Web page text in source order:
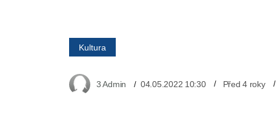
Kultura
3 Admin 04.05.2022 10:30 Před 4 roky